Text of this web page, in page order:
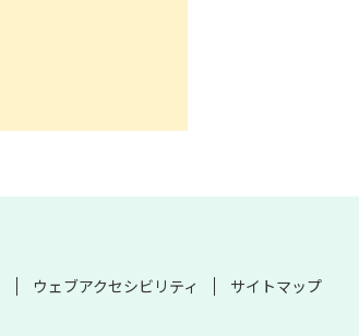
ウェブアクセシビリティ サイトマップ